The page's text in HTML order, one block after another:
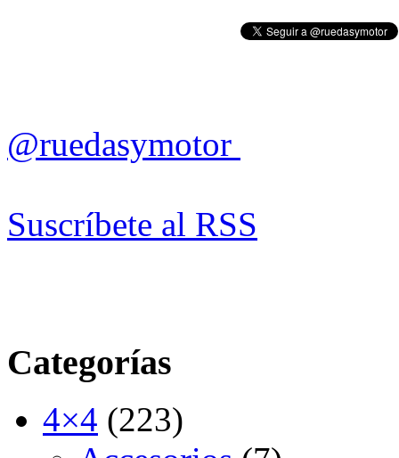
@ruedasymotor
Suscríbete al RSS
Categorías
4×4 (223)